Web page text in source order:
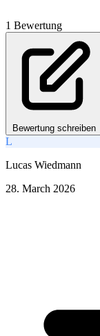
1 Bewertung
Bewertung schreiben
L
Lucas Wiedmann
28. March 2026